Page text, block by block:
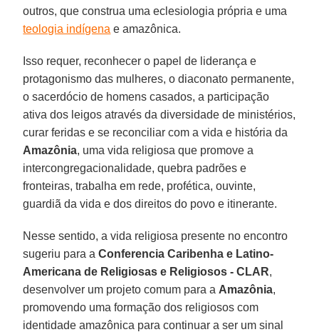
outros, que construa uma eclesiologia própria e uma
teologia indígena e amazônica.
Isso requer, reconhecer o papel de liderança e
protagonismo das mulheres, o diaconato permanente,
o sacerdócio de homens casados, a participação
ativa dos leigos através da diversidade de ministérios,
curar feridas e se reconciliar com a vida e história da
Amazônia, uma vida religiosa que promove a
intercongregacionalidade, quebra padrões e
fronteiras, trabalha em rede, profética, ouvinte,
guardiã da vida e dos direitos do povo e itinerante.
Nesse sentido, a vida religiosa presente no encontro
sugeriu para aConferencia Caribenha e Latino-
Americana de Religiosas e Religiosos - CLAR,
desenvolver um projeto comum para a Amazônia,
promovendo uma formação dos religiosos com
identidade amazônica para continuar a ser um sinal